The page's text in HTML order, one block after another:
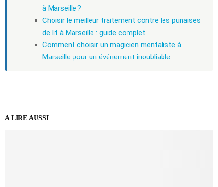
à Marseille ?
Choisir le meilleur traitement contre les punaises
de lit à Marseille : guide complet
Comment choisir un magicien mentaliste à
Marseille pour un événement inoubliable
A LIRE AUSSI